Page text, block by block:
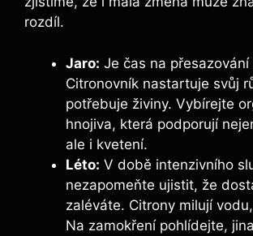
rozdíl.
Jaro: Je čas na přesazování
Citronovník nastartuje svůj
potřebuje živiny. Vybírejte
hnojiva, která podporují
ale i kvetení.
Léto: V době intenzivního
nezapomeňte ujistit, že
zaléváte. Citrony milují
Na zamokření pohlídejte,